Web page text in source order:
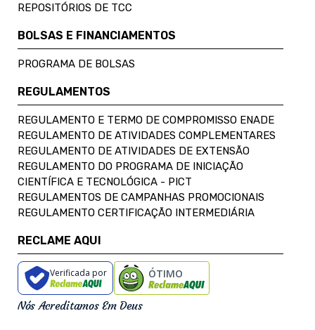
REPOSITÓRIOS DE TCC
BOLSAS E FINANCIAMENTOS
PROGRAMA DE BOLSAS
REGULAMENTOS
REGULAMENTO E TERMO DE COMPROMISSO ENADE
REGULAMENTO DE ATIVIDADES COMPLEMENTARES
REGULAMENTO DE ATIVIDADES DE EXTENSÃO
REGULAMENTO DO PROGRAMA DE INICIAÇÃO
CIENTÍFICA E TECNOLÓGICA - PICT
REGULAMENTOS DE CAMPANHAS PROMOCIONAIS
REGULAMENTO CERTIFICAÇÃO INTERMEDIÁRIA
RECLAME AQUI
Verificada por ÓTIMO
Nós Acreditamos Em Deus